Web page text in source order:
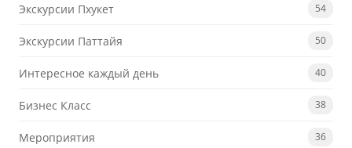
Экскурсии Пхукет 54
Экскурсии Паттайя 50
Интересное каждый день 40
Бизнес Класс 38
Мероприятия 36